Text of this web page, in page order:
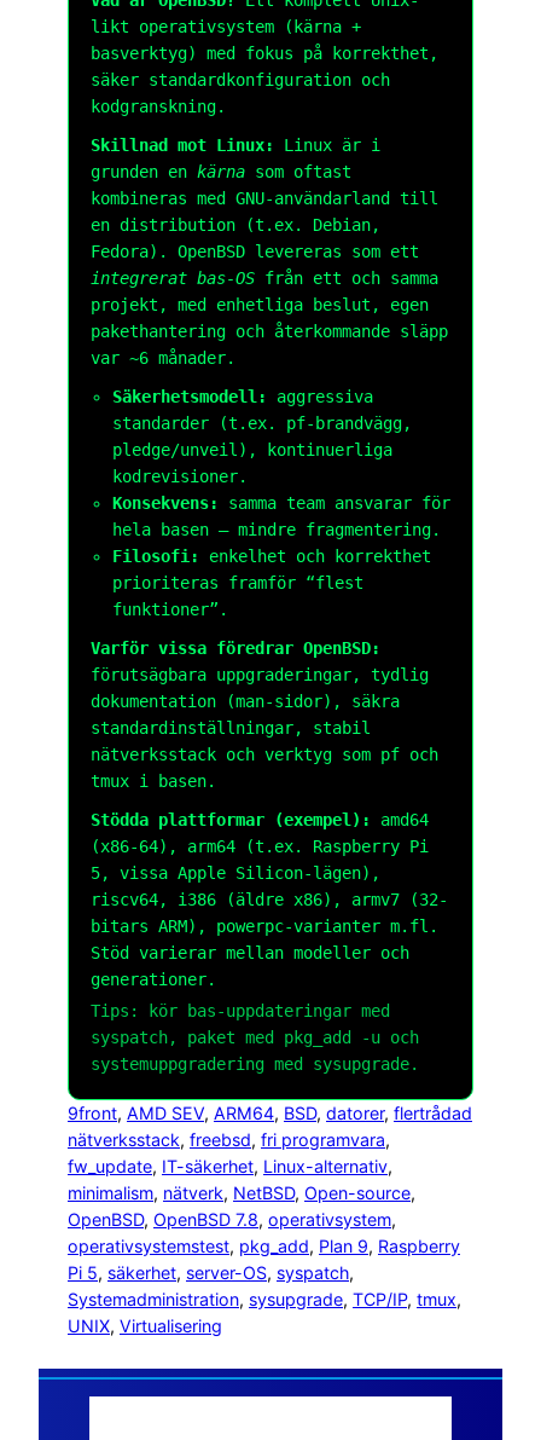
likt operativsystem (kärna +
basverktyg) med fokus på korrekthet,
säker standardkonfiguration och
kodgranskning.
Skillnad mot Linux:
Linux är i
grunden en kärna som oftast
kombineras med GNU-användarland till
en distribution (t.ex. Debian,
Fedora). OpenBSD levereras som ett
integrerat bas-OS från ett och samma
projekt, med enhetliga beslut, egen
pakethantering och återkommande släpp
var ~6 månader.
Säkerhetsmodell:
aggressiva
standarder (t.ex. pf-brandvägg,
pledge/unveil ), kontinuerliga
kodrevisioner.
Konsekvens:
samma team ansvarar för
hela basen – mindre fragmentering.
Filosofi:
enkelhet och korrekthet
prioriteras framför “flest
funktioner”.
Varför vissa föredrar OpenBSD:
förutsägbara uppgraderingar, tydlig
dokumentation (man-sidor), säkra
standardinställningar, stabil
nätverksstack och verktyg som pf och
tmux i basen.
Stödda plattformar (exempel):
amd64
(x86-64), arm64 (t.ex. Raspberry Pi
5, vissa Apple Silicon-lägen),
riscv64, i386 (äldre x86), armv7 (32-
bitars ARM), powerpc-varianter m.fl.
Stöd varierar mellan modeller och
generationer.
Tips: kör bas-uppdateringar med
syspatch, paket med pkg_add -u och
systemuppgradering med sysupgrade.
9front, AMD SEV, ARM64, BSD, datorer, flertrådad
nätverksstack, freebsd, fri programvara
fw_update, IT-säkerhet, Linux-alternativ
minimalism, nätverk, NetBSD, Open-source
OpenBSD, OpenBSD 7.8, operativsystem
operativsystemstest, pkg_add, Plan 9, Raspberry
Pi 5, säkerhet, server-OS, syspatch
Systemadministration, sysupgrade, TCP/IP, tmux
UNIX, Virtualisering